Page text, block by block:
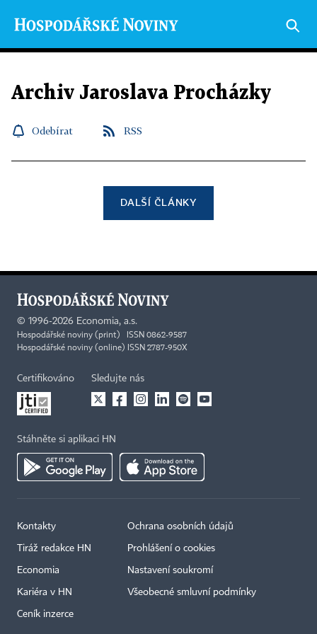
Archiv Jaroslava Procházky
Odebírat RSS
DALŠÍ ČLÁNKY
© 1996-2026 Economia, a.s.
Hospodářské noviny (print) ISSN 0862-9587
Hospodářské noviny (online) ISSN 2787-950X
Certifikováno Sledujte nás
Stáhněte si aplikaci HN
Kontakty
Tiráž redakce HN
Economia
Kariéra v HN
Ceník inzerce
Ochrana osobních údajů
Prohlášení o cookies
Nastavení soukromí
Všeobecné smluvní podmínky